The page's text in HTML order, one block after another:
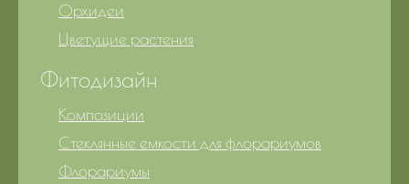
Орхидеи
Цветущие растения
Фитодизайн
Композиции
Стеклянные емкости для флорариумов
Флорариумы